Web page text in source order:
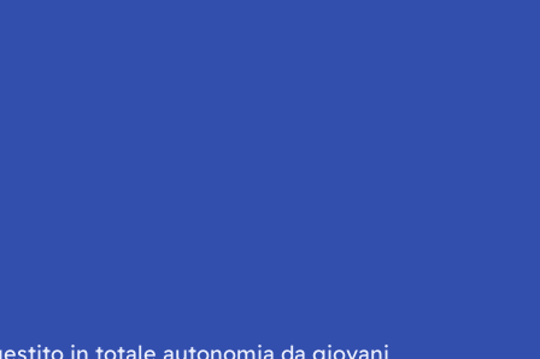
in totale autonomia da giovani